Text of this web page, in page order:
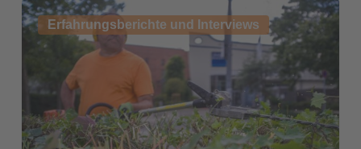
Sauberer
Schnitt
Akku-
betriebene
Heckenpflege
Erfahrungsberichte und Interviews